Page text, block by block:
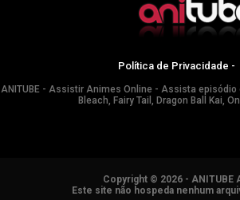
Política de Privacidade -
ANITUBE - Assistir Animes Online - Assista episódio
Bleach, Fairy Tail, Dragon Ball Kai,
Copyright © 2026 - ANITUBE
Este site não hospeda nenhum